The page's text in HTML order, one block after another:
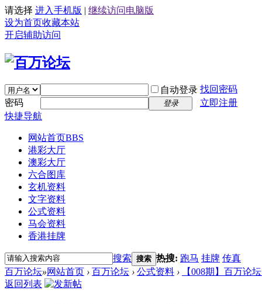
请选择 进入手机版 | 继续访问电脑版
设为首页收藏本站
开启辅助访问
自动登录 找回密码
密码
登录
立即注册
快捷导航
网站首页BBS
港彩大厅
澳彩大厅
六合图库
玄机资料
文字资料
公式资料
马会资料
香港挂牌
搜索 搜索 热搜: 跑马 挂牌 传真
百万论坛»网站首页 › 百万论坛 › 公式资料 ›
【008期】百万论
返回列表